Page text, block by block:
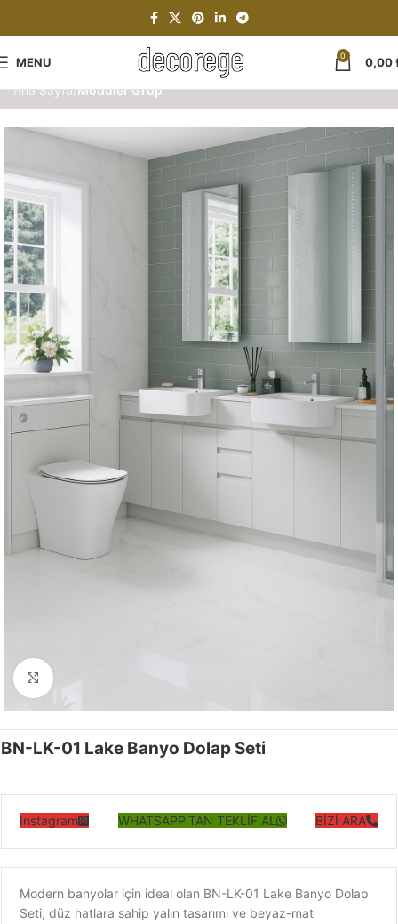
MENU 0 0,00
Ana Sayfa Modüler Grup
Click to enlarge
BN-LK-01 Lake Banyo Dolap Seti
Instagram WHATSAPP'TAN TEKLİF AL BİZİ ARA
Modern banyolar için ideal olan BN-LK-01 Lake Banyo Dolap
Seti, düz hatlara sahip yalın tasarımı ve beyaz-mat